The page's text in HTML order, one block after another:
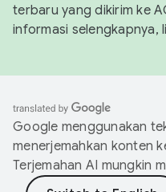
terbaru yang dikirim ke
informasi selengkapnya,
Google menggunakan
menerjemahkan konten
Terjemahan AI mungkin